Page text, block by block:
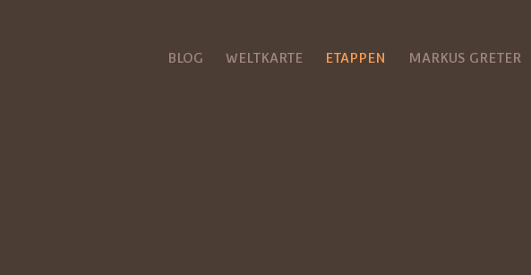
BLOG WELTKARTE ETAPPEN MARKUS GRETER